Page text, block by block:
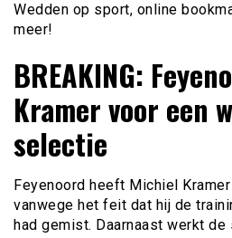
Wedden op sport, online
meer!
BREAKING:
Kramer voor een
selectie
Feyenoord heeft Michiel
vanwege het feit dat hij de
had gemist. Daarnaast werkt